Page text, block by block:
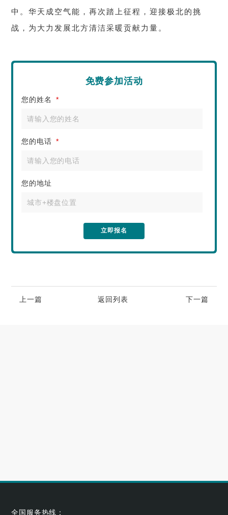
中。华天成空气能，再次踏上征程，迎接极北的挑
战，为大力发展北方清洁采暖贡献力量。
免费参加活动
您的姓名 *
您的电话 *
您的地址
立即报名
上一篇 返回列表 下一篇
全国服务热线：